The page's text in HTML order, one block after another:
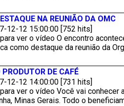
NA REUNIÃO DA OMC
12-12 15:00:00 [752 hits]
ver o vídeo O encontro
como destaque da reunião da
DE CAFÉ
12-12 14:00:00 [731 hits]
ver o vídeo Você vai
Minas Gerais. Todo o